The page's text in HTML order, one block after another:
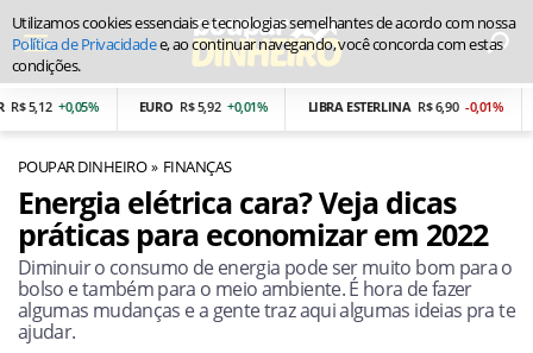
+0,05% R$ 5,92 +0,01% LIBRA ESTERLINA R$ 6,90 -0,01%
POUPAR DINHEIRO FINANÇAS
Energia elétrica cara? Veja dicas
práticas para economizar em 2022
Diminuir o consumo de energia pode ser muito bom para o
bolso e também para o meio ambiente. É hora de fazer
algumas mudanças e a gente traz aqui algumas ideias pra te
ajudar.
Utilizamos cookies essenciais e tecnologias semelhantes de acordo com nossa
Política de Privacidadee, ao continuar navegando, você concorda com estas
condições.